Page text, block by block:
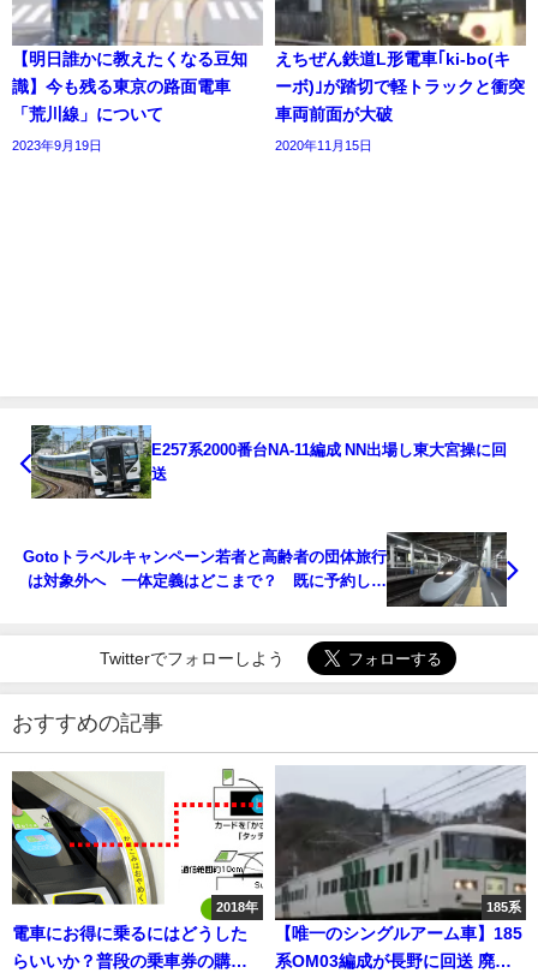
【明日誰かに教えたくなる豆知
識】今も残る東京の路面電車
「荒川線」について
2023年9月19日
えちぜん鉄道L形電車｢ki-bo(キ
ーボ)｣が踏切で軽トラックと衝突
車両前面が大破
2020年11月15日
E257系2000番台NA-11編成 NN出場し東大宮操に回
送
Gotoトラベルキャンペーン若者と高齢者の団体旅行
は対象外へ 一体定義はどこまで？ 既に予約して
Twitterでフォローしよう
おすすめの記事
2018年
電車にお得に乗るにはどうした
らいいか？普段の乗車券の購入
185系
【唯一のシングルアーム車】185
系OM03編成が長野に回送 廃車